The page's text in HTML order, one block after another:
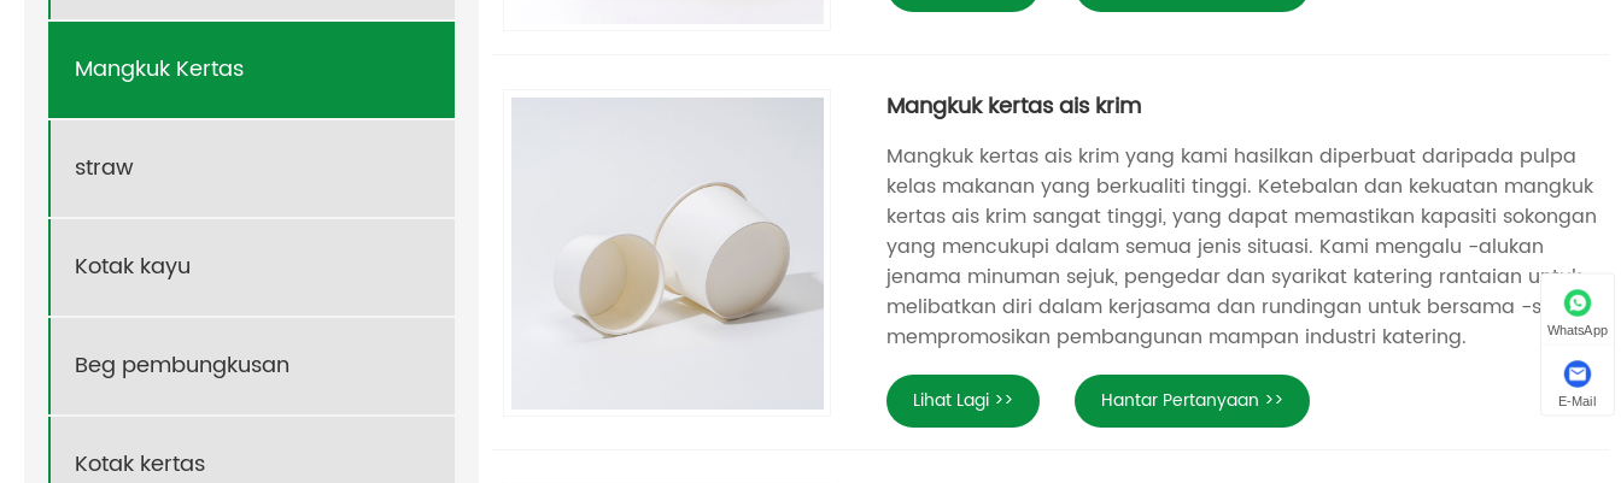
Mangkuk Kertas
straw
Kotak kayu
Beg pembungkusan
Kotak kertas
Mangkuk kertas ais krim
Mangkuk kertas ais krim yang kami hasilkan diperbuat daripada pulpa
kelas makanan yang berkualiti tinggi. Ketebalan dan kekuatan mangkuk
kertas ais krim sangat tinggi, yang dapat memastikan kapasiti sokongan
yang mencukupi dalam semua jenis situasi. Kami mengalu -alukan
jenama minuman sejuk, pengedar dan syarikat katering rantaian untuk
melibatkan diri dalam kerjasama dan rundingan untuk bersama -sama
mempromosikan pembangunan mampan industri katering.
Lihat Lagi >> Hantar Pertanyaan >>
WhatsApp
E-Mail